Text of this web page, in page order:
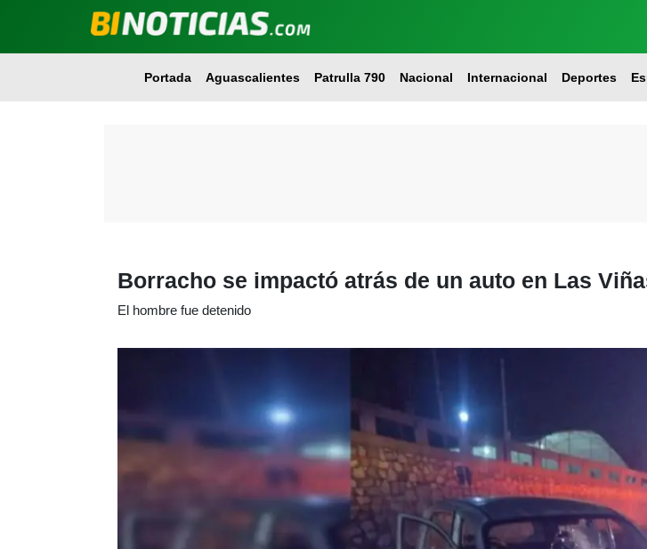
Portada Aguascalientes Patrulla 790 Nacional Internacional Deportes
Borracho se impactó atrás de un auto en Las
El hombre fue detenido